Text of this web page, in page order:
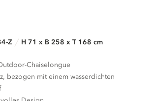
Z H 71 x B 258 x T 168 cm
Chaiselongue
bezogen mit einem wasserdichten